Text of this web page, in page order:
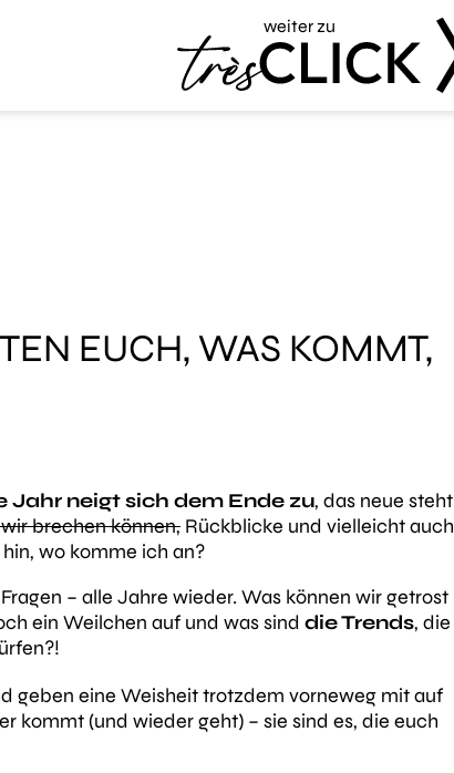
weiter zu
EUCH, WAS KOMMT,
Jahr neigt sich dem Ende zu, das neue steht
brechen können, Rückblicke und vielleicht auch
wo komme ich an?
– alle Jahre wieder. Was können wir getrost
ein Weilchen auf und was sind die Trends, die
geben eine Weisheit trotzdem vorneweg mit auf
kommt (und wieder geht) – sie sind es, die euch